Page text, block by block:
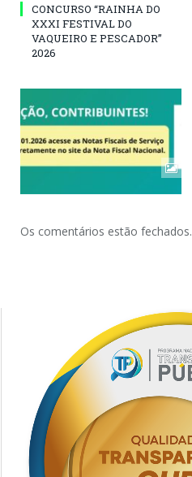
CONCURSO “RAINHA DO
XXXI FESTIVAL DO
VAQUEIRO E PESCADOR”
2026
Os comentários estão fechados.